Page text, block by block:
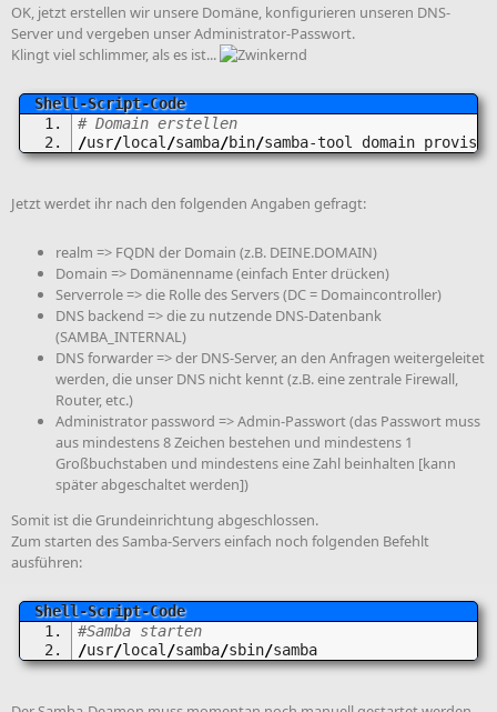
OK, jetzt erstellen wir unsere Domäne, konfigurieren unseren DNS-
Server und vergeben unser Administrator-Passwort.
Klingt viel schlimmer, als es ist...
# Domain erstellen
/usr/local /samba/bin/samba-tool domain
Jetzt werdet ihr nach den folgenden Angaben gefragt:
realm => FQDN der Domain (z.B. DEINE.DOMAIN)
Domain => Domänenname (einfach Enter drücken)
Serverrole => die Rolle des Servers (DC = Domaincontroller)
DNS backend => die zu nutzende DNS-Datenbank
(SAMBA_INTERNAL)
DNS forwarder => der DNS-Server, an den Anfragen weitergeleitet
werden, die unser DNS nicht kennt (z.B. eine zentrale Firewall,
Router, etc.)
Administrator password => Admin-Passwort (das Passwort muss
aus mindestens 8 Zeichen bestehen und mindestens 1
Großbuchstaben und mindestens eine Zahl beinhalten [kann
später abgeschaltet werden])
Somit ist die Grundeinrichtung abgeschlossen.
Zum starten des Samba-Servers einfach noch folgenden Befehlt
ausführen:
#Samba starten
/usr/local /samba/sbin/samba